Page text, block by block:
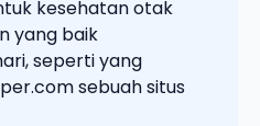
kesehatan otak
yang baik
seperti yang
sebuah situs